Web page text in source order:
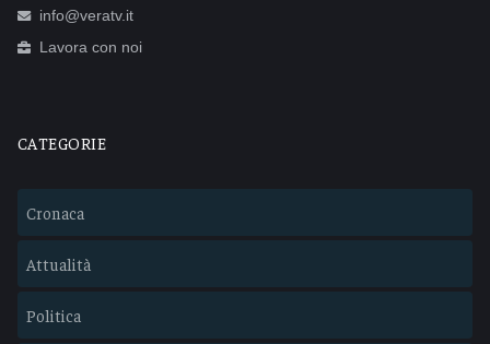
info@veratv.it
Lavora con noi
CATEGORIE
Cronaca
Attualità
Politica